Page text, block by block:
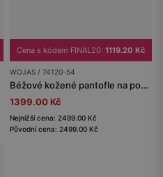
Cena s kódem FINAL20: 1119.20 Kč
WOJAS / 74120-54
Béžové kožené pantofle na podpatku
1399.00 Kč
Nejnižší cena: 2499.00 Kč
Původní cena: 2499.00 Kč